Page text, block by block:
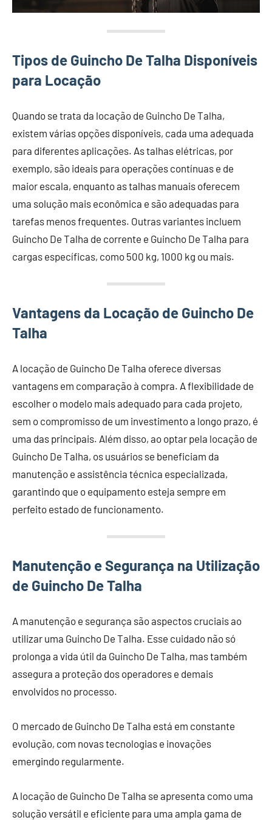
Tipos de Guincho De Talha Disponíveis
para Locação
Quando se trata da locação de Guincho De Talha,
existem várias opções disponíveis, cada uma adequada
para diferentes aplicações. As talhas elétricas, por
exemplo, são ideais para operações contínuas e de
maior escala, enquanto as talhas manuais oferecem
uma solução mais econômica e são adequadas para
tarefas menos frequentes. Outras variantes incluem
Guincho De Talha de corrente e Guincho De Talha para
cargas específicas, como 500 kg, 1000 kg ou mais.
Vantagens da Locação de Guincho De
Talha
A locação de Guincho De Talha oferece diversas
vantagens em comparação à compra. A flexibilidade de
escolher o modelo mais adequado para cada projeto,
sem o compromisso de um investimento a longo prazo, é
uma das principais. Além disso, ao optar pela locação de
Guincho De Talha, os usuários se beneficiam da
manutenção e assistência técnica especializada,
garantindo que o equipamento esteja sempre em
perfeito estado de funcionamento.
Manutenção e Segurança na Utilização
de Guincho De Talha
A manutenção e segurança são aspectos cruciais ao
utilizar uma Guincho De Talha. Esse cuidado não só
prolonga a vida útil da Guincho De Talha, mas também
assegura a proteção dos operadores e demais
envolvidos no processo.
O mercado de Guincho De Talha está em constante
evolução, com novas tecnologias e inovações
emergindo regularmente.
A locação de Guincho De Talha se apresenta como uma
solução versátil e eficiente para uma ampla gama de